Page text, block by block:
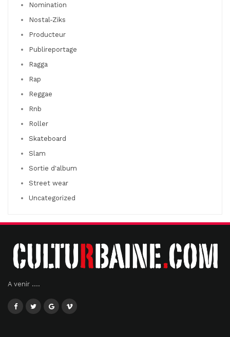
Nomination
Nostal-Ziks
Producteur
Publireportage
Ragga
Rap
Reggae
Rnb
Roller
Skateboard
Slam
Sortie d'album
Street wear
Uncategorized
A venir ....